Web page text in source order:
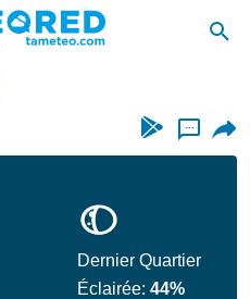
...
Dernier Quartier
Éclairée:44%